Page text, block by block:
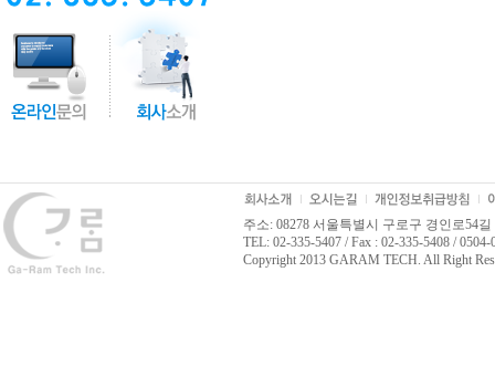
주소: 08278 서울특별시 구로구 경인로54
TEL: 02-335-5407 / Fax : 02-335-5408 / 0504-
Copyright 2013 GARAM TECH. All Right